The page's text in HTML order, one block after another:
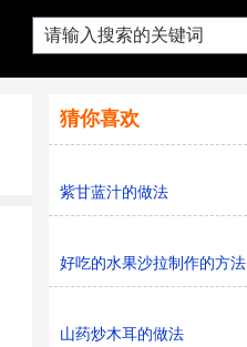
猜你喜欢
紫甘蓝汁的做法
好吃的水果沙拉制作的方法
山药炒木耳的做法